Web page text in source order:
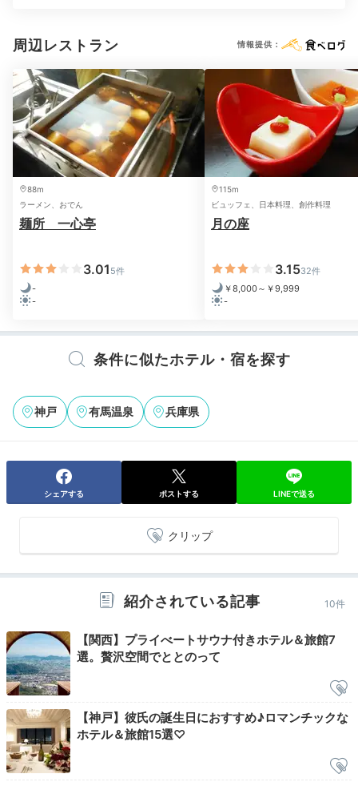
Dinner
18:00
オリジナリティあふれる
創作和会席料理を堪能
夕食一例① 夕
夕食は、カウンター席や個室があるレストラン棟で。自
ーフなど、上質な食材にこだわった創作和会席料理を頂
きましょう。豊富なワインや日本酒も魅力的。
private_aki
私達は個室で頂きました。2時間半かけてオシャレな器
に彩られたお料理が運ばれてきます。メインは但馬牛の
Onsen
21:00
大浴場で
じっくりと温泉浴
周辺レストラン 情報提供：
88m
ラーメン、おでん
麺所 一心亭
3.01 5件
-
-
115m
ビュッフェ、日本料理、創作料理
月の座
3.1532件
￥8,000～￥9,999
-
条件に似たホテル・宿を探す
神戸 有馬温泉 兵庫県
シェアする ポストする LINEで送る
クリップ
紹介されている記事 10件
【関西】プライべートサウナ付きホテル＆旅館7
選。贅沢空間でととのって
【神戸】彼氏の誕生日におすすめ♪ロマンチックな
ホテル＆旅館15選♡